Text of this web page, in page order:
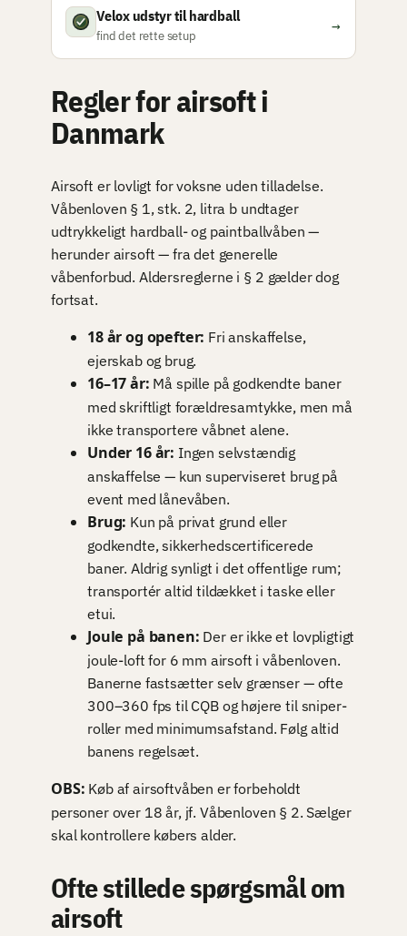
Velox udstyr til hardball
find det rette setup
→
Regler for airsoft i
Danmark
Airsoft er lovligt for voksne uden tilladelse.
Våbenloven § 1, stk. 2, litra b undtager
udtrykkeligt hardball- og paintballvåben —
herunder airsoft — fra det generelle
våbenforbud. Aldersreglerne i § 2 gælder dog
fortsat.
18 år og opefter: Fri anskaffelse,
ejerskab og brug.
16–17 år: Må spille på godkendte baner
med skriftligt forældresamtykke, men må
ikke transportere våbnet alene.
Under 16 år: Ingen selvstændig
anskaffelse — kun superviseret brug på
event med lånevåben.
Brug: Kun på privat grund eller
godkendte, sikkerhedscertificerede
baner. Aldrig synligt i det offentlige rum;
transportér altid tildækket i taske eller
etui.
Joule på banen: Der er ikke et lovpligtigt
joule-loft for 6 mm airsoft i våbenloven.
Banerne fastsætter selv grænser — ofte
300–360 fps til CQB og højere til sniper-
roller med minimumsafstand. Følg altid
banens regelsæt.
OBS: Køb af airsoftvåben er forbeholdt
personer over 18 år, jf. Våbenloven § 2. Sælger
skal kontrollere købers alder.
Ofte stillede spørgsmål om
airsoft